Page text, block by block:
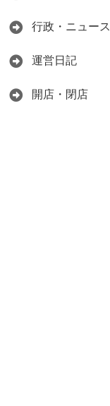
行政・ニュース
運営日記
開店・閉店